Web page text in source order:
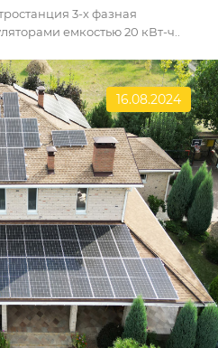
3-х фазная
емкостью 20 кВт-ч..
16.08.2024